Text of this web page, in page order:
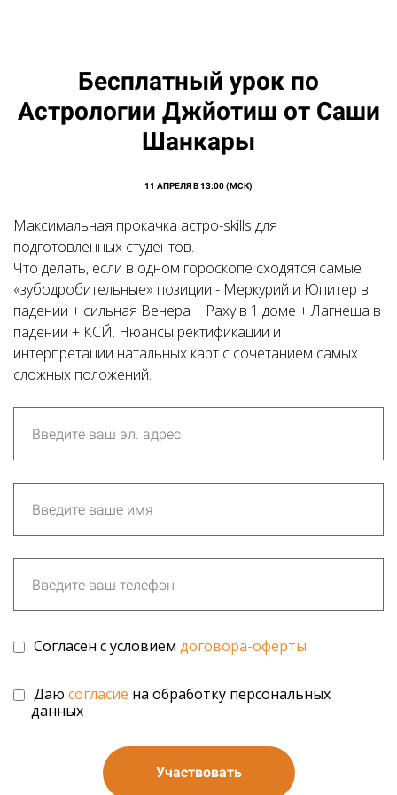
Бесплатный урок по
Астрологии Джйотиш от Саши
Шанкары
11 АПРЕЛЯ В 13:00 (МСК)
Максимальная прокачка астро-skills для
подготовленных студентов.
Что делать, если в одном гороскопе сходятся самые
«зубодробительные» позиции - Меркурий и Юпитер в
падении + сильная Венера + Раху в 1 доме + Лагнеша в
падении + КСЙ. Нюансы ректификации и
интерпретации натальных карт с сочетанием самых
сложных положений.
Согласен с условием договора-оферты
Даю согласие на обработку персональных
данных
Участвовать